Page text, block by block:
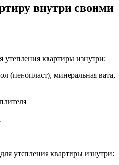
внутри своими
квартиры изнутри:
(пенопласт), минеральная вата,
утепления квартиры изнутри: